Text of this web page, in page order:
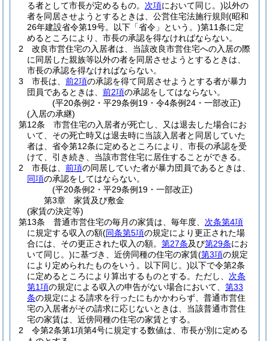
る者として市長が定めるもの。 次項において同じ。)以外の
者を同居させようとするときは、公営住宅法施行規則 (昭和
26年建設省令第19号。以下「省令」という。)第11条に定
めるところにより、市長の承認を得なければならない。
2
改良市営住宅の入居者は、当該改良市営住宅への入居の際
に同居した親族等以外の者を同居させようとするときは、
市長の承認を得なければならない。
3
市長は、 前2項の承認を得て同居させようとする者が暴力
団員であるときは、 前2項の承認をしてはならない。
(平20条例2・平29条例19・令4条例24・一部改正)
(入居の承継)
第12条
市営住宅の入居者が死亡し、又は退去した場合にお
いて、その死亡時又は退去時に当該入居者と同居していた
者は、省令第12条に定めるところにより、市長の承認を受
けて、引き続き、当該市営住宅に居住することができる。
2
市長は、 前項の同居していた者が暴力団員であるときは、
同項の承認をしてはならない。
(平20条例2・平29条例19・一部改正)
第3章
家賃及び敷金
(家賃の決定等)
第13条
普通市営住宅の毎月の家賃は、毎年度、 次条第4項
に規定する収入の額(同条第5項の規定により更正された場
合には、その更正された収入の額。 第27条及び第29条にお
いて同じ。)に基づき、近傍同種の住宅の家賃(第3項の規定
により定められたものをいう。以下同じ。)以下で令第2条
に定めるところにより算出するものとする。 ただし、 次条
第1項の規定による収入の申告がない場合において、 第33
条の規定による請求を行ったにもかかわらず、普通市営住
宅の入居者がその請求に応じないときは、当該普通市営住
宅の家賃は、近傍同種の住宅の家賃とする。
2
令第2条第1項第4号に規定する数値は、市長が別に定める